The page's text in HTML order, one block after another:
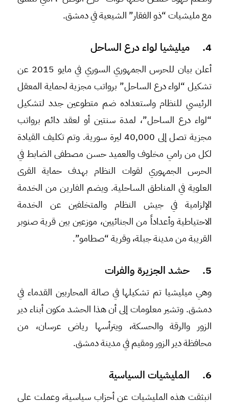
مع مليشيات “ذو الفقار” الشيعية في دمشق.
4. ميليشيا لواء درع الساحل
أعلن بيان للحرس الجمهوري السوري في مايو 2015 عن
تشكيل “لواء درع الساحل” برواتب مجزية لحماية المعقل
الرئيسي للنظام واستعداده ضم متطوعين جدد لتشكيل
“لواء درع الساحل”، لمدة سنتين أو لعقد دائم برواتب
مجزية تصل إلى 40,000 ليرة سورية. وتم تكليف القيادة
لكل من رامي مخلوف والعميد حسن مصطفى الضابط في
الحرس الجمهوري لقوات النظام بهدف حماية القرى
العلوية في المناطق الساحلية. ويضم الفارين من الخدمة
الإلزامية في جيش النظام والمتخلفين عن الخدمة
الاحتياطية وأعداداً من الجنائيين، موزعين بين قرية صنوبر
القريبة من مدينة جبلة، وقرية “صطامو”.
5. حشد الجزيرة والفرات
وهي ميليشيا تم تشكيلها في صالة المحاربين القدماء في
دمشق. وتشير معلومات إلى أن هذا الحشد مكون أبناء دير
الزور والرقة والحسكة، ويترأسها رياض عرسان، من
محافظة دير الزور ومقيم في مدينة دمشق.
6. المليشيات السياسية
انبثقت هذه المليشيات عن أحزاب سياسية، وعملت على